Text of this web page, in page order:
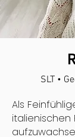
SLT •
Als
italienischen